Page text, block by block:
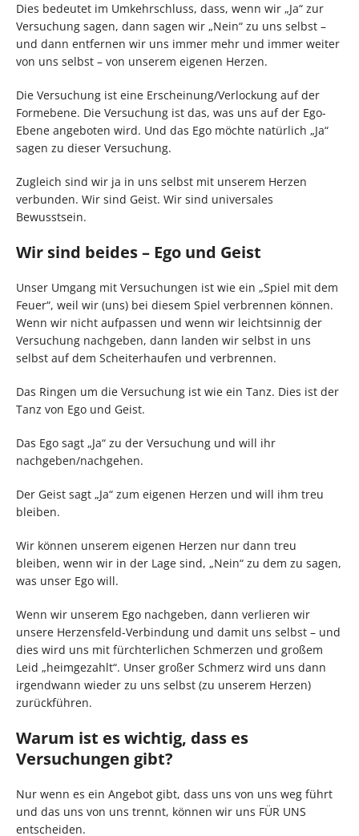
Dies bedeutet im Umkehrschluss, dass, wenn wir „Ja“ zur
Versuchung sagen, dann sagen wir „Nein“ zu uns selbst –
und dann entfernen wir uns immer mehr und immer weiter
von uns selbst – von unserem eigenen Herzen.
Die Versuchung ist eine Erscheinung/Verlockung auf der
Formebene. Die Versuchung ist das, was uns auf der Ego-
Ebene angeboten wird. Und das Ego möchte natürlich „Ja“
sagen zu dieser Versuchung.
Zugleich sind wir ja in uns selbst mit unserem Herzen
verbunden. Wir sind Geist. Wir sind universales
Bewusstsein.
Wir sind beides – Ego und Geist
Unser Umgang mit Versuchungen ist wie ein „Spiel mit dem
Feuer“, weil wir (uns) bei diesem Spiel verbrennen können.
Wenn wir nicht aufpassen und wenn wir leichtsinnig der
Versuchung nachgeben, dann landen wir selbst in uns
selbst auf dem Scheiterhaufen und verbrennen.
Das Ringen um die Versuchung ist wie ein Tanz. Dies ist der
Tanz von Ego und Geist.
Das Ego sagt „Ja“ zu der Versuchung und will ihr
nachgeben/nachgehen.
Der Geist sagt „Ja“ zum eigenen Herzen und will ihm treu
bleiben.
Wir können unserem eigenen Herzen nur dann treu
bleiben, wenn wir in der Lage sind, „Nein“ zu dem zu sagen,
was unser Ego will.
Wenn wir unserem Ego nachgeben, dann verlieren wir
unsere Herzensfeld-Verbindung und damit uns selbst – und
dies wird uns mit fürchterlichen Schmerzen und großem
Leid „heimgezahlt“. Unser großer Schmerz wird uns dann
irgendwann wieder zu uns selbst (zu unserem Herzen)
zurückführen.
Warum ist es wichtig, dass es
Versuchungen gibt?
Nur wenn es ein Angebot gibt, dass uns von uns weg führt
und das uns von uns trennt, können wir uns FÜR UNS
entscheiden.